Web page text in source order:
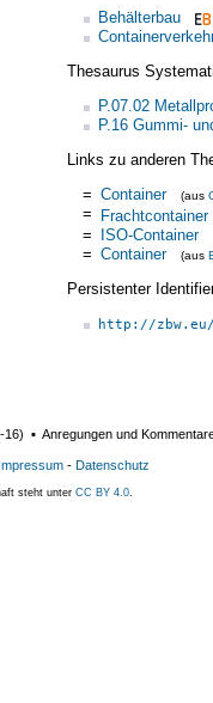
Behälterbau
Thesaurus
P.07.02
P.16 Gummi-
Links zu anderen
= Container (aus
= Frachtcontainer
= ISO-Container
= Container (aus
Persistenter
http://
16) ▪ Anregungen und
Impressum - Datenschutz
steht unter CC BY 4.0